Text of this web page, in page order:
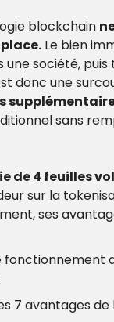
blockchain
Le bien
une société, puis
donc une
sans
de 4 feuilles
sur la
ses
fonctionnement
7 avantages